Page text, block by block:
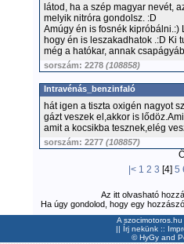
látod, ha a szép magyar nevét,
melyik nitróra gondolsz. :D
Amúgy én is fosnék
hogy én is leszakadhatok .:D Ki
még a hatókar, annak
sorszám: 2278 (108858)
Intravénás_benzinfaló
hát igen a tiszta oxigén nagyot
gázt veszek el,akkor is
amit a kocsikba tesznek,elég
sorszám: 2277 (108857)
|< 1 2 3 [4] 5
Az itt olvasható
Ha úgy gondolod, hogy egy
A
|| Írj nekünk ::
©HyGyand